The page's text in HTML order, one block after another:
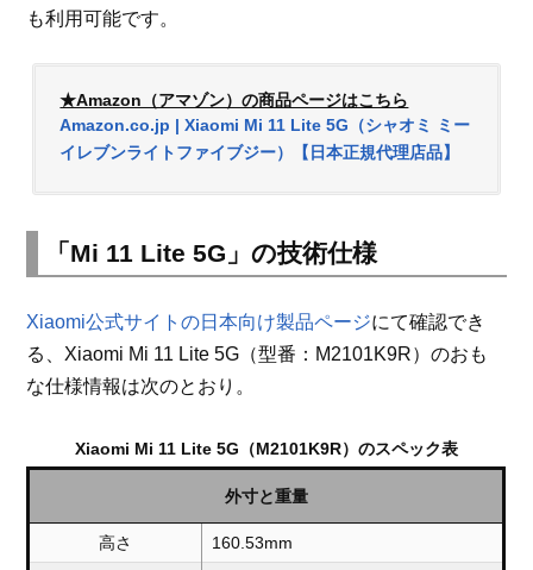
も利用可能です。
★Amazon（アマゾン）の商品ページはこちら
Amazon.co.jp | Xiaomi Mi 11 Lite 5G（シャオミ ミー
イレブンライトファイブジー）【日本正規代理店品】
「Mi 11 Lite 5G」の技術仕様
Xiaomi公式サイトの日本向け製品ページにて確認でき
る、Xiaomi Mi 11 Lite 5G（型番：M2101K9R）のおも
な仕様情報は次のとおり。
Xiaomi Mi 11 Lite 5G（M2101K9R）のスペック表
外寸と重量
高さ 160.53mm